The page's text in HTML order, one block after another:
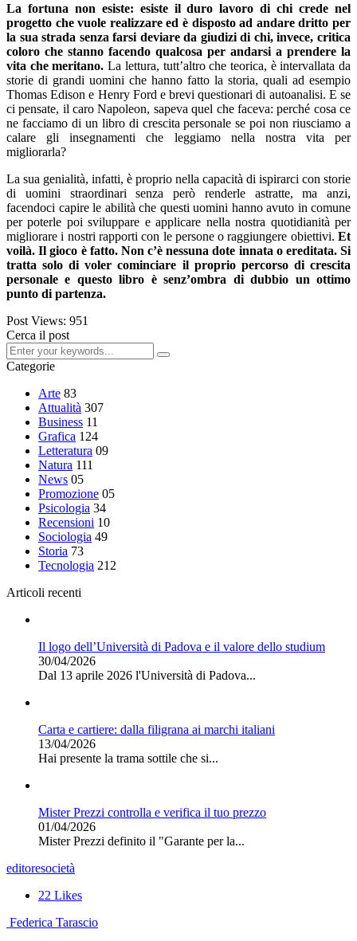
La fortuna non esiste: esiste il duro lavoro di chi crede nel
progetto che vuole realizzare ed è disposto ad andare dritto per
la sua strada senza farsi deviare da giudizi di chi, invece, critica
coloro che stanno facendo qualcosa per andarsi a prendere la
vita che meritano. La lettura, tutt’altro che teorica, è intervallata da
storie di grandi uomini che hanno fatto la storia, quali ad esempio
Thomas Edison e Henry Ford e brevi questionari di autoanalisi. E se
ci pensate, il caro Napoleon, sapeva quel che faceva: perché cosa ce
ne facciamo di un libro di crescita personale se poi non riusciamo a
calare gli insegnamenti che leggiamo nella nostra vita per
migliorarla?
La sua genialità, infatti, è proprio nella capacità di ispirarci con storie
di uomini straordinari senza però renderle astratte, ma anzi,
facendoci capire le abilità che questi uomini hanno avuto in comune
per poterle poi sviluppare e applicare nella nostra quotidianità per
migliorare i nostri rapporti con le persone o raggiungere obiettivi. Et
voilà. Il gioco è fatto. Non c’è nessuna dote innata o ereditata. Si
tratta solo di voler cominciare il proprio percorso di crescita
personale e questo libro è senz’ombra di dubbio un ottimo
punto di partenza.
Post Views: 951
Cerca il post
Categorie
Arte 83
Attualità 307
Business 11
Grafica 124
Letteratura 09
Natura 111
News 05
Promozione 05
Psicologia 34
Recensioni 10
Sociologia 49
Storia 73
Tecnologia 212
Articoli recenti
Il logo dell’Università di Padova e il valore dello studium
30/04/2026
Dal 13 aprile 2026 l'Università di Padova...
Carta e cartiere: dalla filigrana ai marchi italiani
13/04/2026
Hai presente la trama sottile che si...
Mister Prezzi controlla e verifica il tuo prezzo
01/04/2026
Mister Prezzi definito il "Garante per la...
editoresocietà
22 Likes
Federica Tarascio